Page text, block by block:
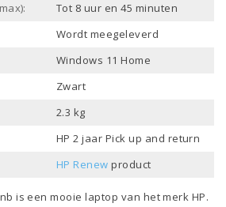
Tot 8 uur en 45 minuten
Wordt meegeleverd
Windows 11 Home
Zwart
2.3 kg
HP 2 jaar Pick up and return
HP Renew product
is een mooie laptop van het merk HP.